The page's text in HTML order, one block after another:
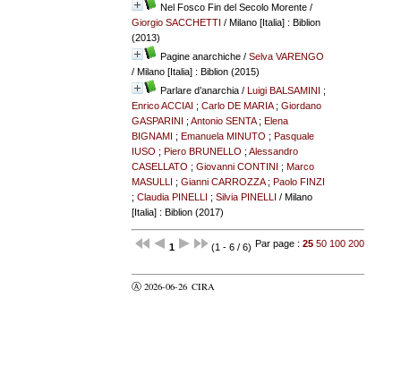
Nel Fosco Fin del Secolo Morente/
Giorgio SACCHETTI / Milano [Italia] : Biblion
(2013)
Pagine anarchiche/ Selva VARENGO
/ Milano [Italia] : Biblion (2015)
Parlare d’anarchia/ Luigi BALSAMINI ;
Enrico ACCIAI ; Carlo DE MARIA; Giordano
GASPARINI ; Antonio SENTA; Elena
BIGNAMI ; Emanuela MINUTO ; Pasquale
IUSO ; Piero BRUNELLO ; Alessandro
CASELLATO ; Giovanni CONTINI ; Marco
MASULLI ; Gianni CARROZZA; Paolo FINZI
; Claudia PINELLI ; Silvia PINELLI / Milano
[Italia] : Biblion (2017)
1 (1 - 6 / 6) Par page : 25 50 100 200
Ⓐ 2026-06-26 CIRA